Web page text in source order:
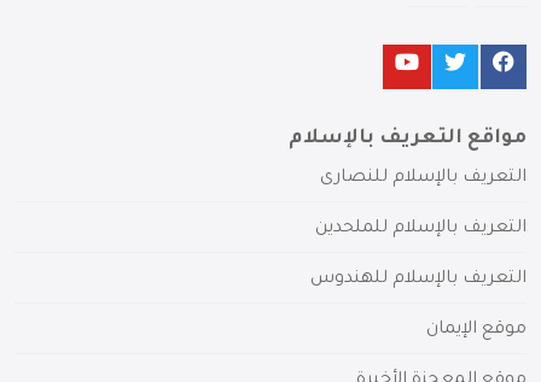
مواقع التعريف بالإسلام
التعريف بالإسلام للنصارى
التعريف بالإسلام للملحدين
التعريف بالإسلام للهندوس
موقع الإيمان